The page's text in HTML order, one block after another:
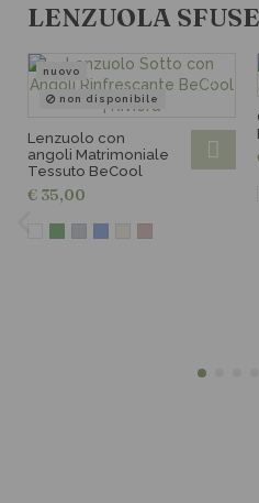
LENZUOLA SFUSE
nuovo
non disponibile
Lenzuolo con
angoli Matrimoniale
Tessuto BeCool
€ 35,00